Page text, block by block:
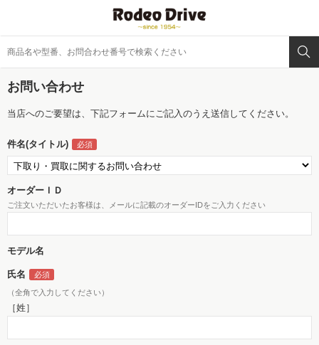
お問い合わせ
当店へのご要望は、下記フォームにご記入のうえ送信してください。
件名(タイトル)
オーダーＩＤ
ご注文いただいたお客様は、メールに記載のオーダーIDをご入力ください
モデル名
氏名
（全角で入力してください）
［姓］